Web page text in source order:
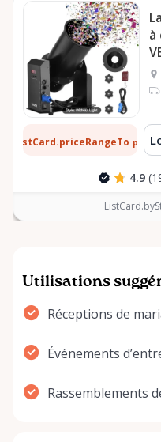
à
ListCard.priceRangeTo par
4.9
Utilisations
Réceptions de
Événements
Rassemblements